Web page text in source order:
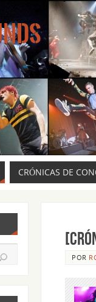
CRÓNICAS DE
POR